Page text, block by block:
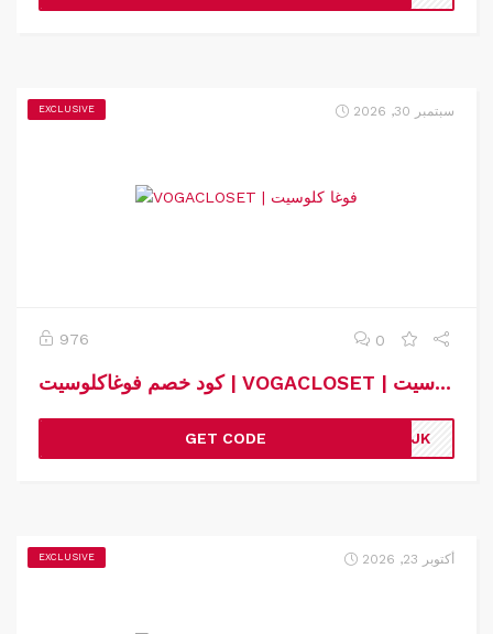
EXCLUSIVE سبتمبر 30, 2026
976 0
كود خصم فوغاكلوسيت | VOGACLOSET | كوبون خصم فوغاكلوسيت
GET CODE SJK
EXCLUSIVE أكتوبر 23, 2026